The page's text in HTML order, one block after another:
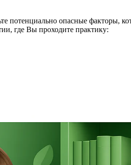
опасные факторы,
где Вы проходите практику: